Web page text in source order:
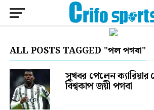
ALL POSTS TAGGED "পল পগবা"
সুখবর পেলেন ক্যারিয়ার
বিশ্বকাপ জয়ী পগবা